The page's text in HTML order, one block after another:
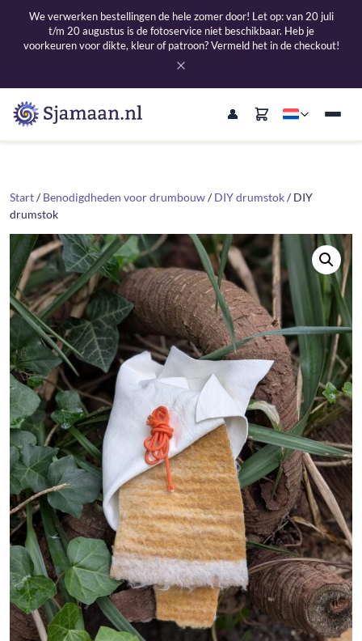
We verwerken bestellingen de hele zomer door! Let op: van 20 juli
t/m 20 augustus is de fotoservice niet beschikbaar. Heb je
voorkeuren voor dikte, kleur of patroon? Vermeld het in de checkout!
Start/Benodigdheden voor drumbouw/DIY drumstok/ DIY
drumstok